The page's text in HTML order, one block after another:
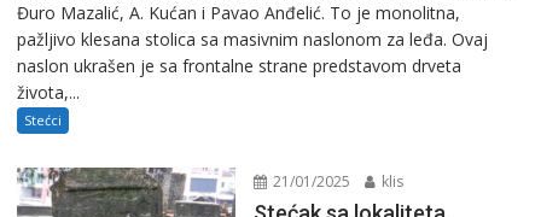
Đuro Mazalić, A. Kućan i Pavao Anđelić. To je monolitna,
pažljivo klesana stolica sa masivnim naslonom za leđa. Ovaj
naslon ukrašen je sa frontalne strane predstavom drveta
života,...
Stećci
21/01/2025 klis